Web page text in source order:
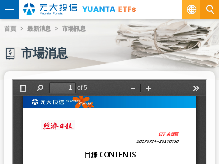
繁
EN
首頁 最新消息 市場訊息
市場消息